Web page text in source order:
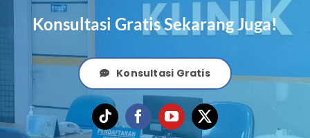
Konsultasi Gratis Sekarang Juga!
Konsultasi Gratis